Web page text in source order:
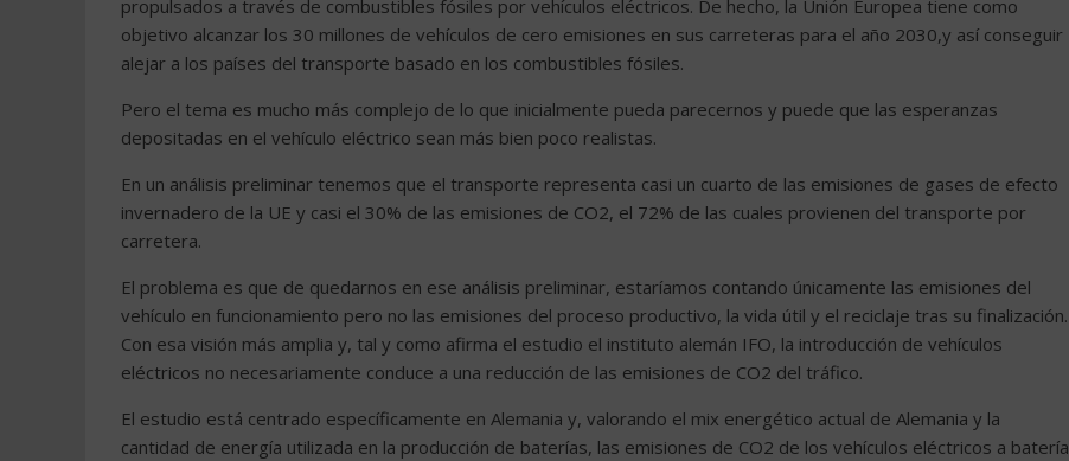
propulsados a través de combustibles fósiles por vehículos eléctricos. De hecho, la Unión Europea tiene como
objetivo alcanzar los 30 millones de vehículos de cero emisiones en sus carreteras para el año 2030,y así conseguir
alejar a los países del transporte basado en los combustibles fósiles.
Pero el tema es mucho más complejo de lo que inicialmente pueda parecernos y puede que las esperanzas
depositadas en el vehículo eléctrico sean más bien poco realistas.
En un análisis preliminar tenemos que el transporte representa casi un cuarto de las emisiones de gases de efecto
invernadero de la UE y casi el 30% de las emisiones de CO2, el 72% de las cuales provienen del transporte por
carretera.
El problema es que de quedarnos en ese análisis preliminar, estaríamos contando únicamente las emisiones del
vehículo en funcionamiento pero no las emisiones del proceso productivo, la vida útil y el reciclaje tras su finalización.
Con esa visión más amplia y, tal y como afirma el estudio el instituto alemán IFO, la introducción de vehículos
eléctricos no necesariamente conduce a una reducción de las emisiones de CO2 del tráfico.
El estudio está centrado específicamente en Alemania y, valorando el mix energético actual de Alemania y la
cantidad de energía utilizada en la producción de baterías, las emisiones de CO2 de los vehículos eléctricos a batería